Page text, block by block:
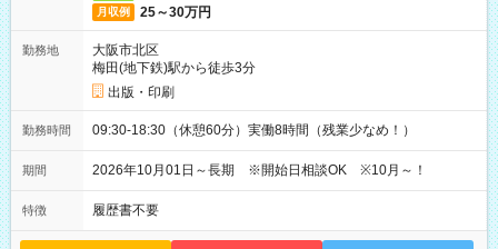
月収例 25～30万円
勤務地
大阪市北区
梅田(地下鉄)駅から徒歩3分
出版・印刷
勤務時間 09:30-18:30（休憩60分）実働8時間（残業少なめ！）
期間 2026年10月01日～長期 ※開始日相談OK ※10月～！
特徴 履歴書不要